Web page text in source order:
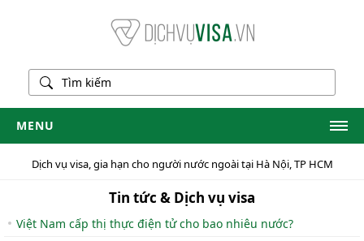
MENU
Trang chủ
DV gia hạn visa
Dịch vụ visa, gia hạn cho người nước ngoài tại Hà Nội, TP HCM
Tin tức & Dịch vụ visa
Việt Nam cấp thị thực điện tử cho bao nhiêu nước?